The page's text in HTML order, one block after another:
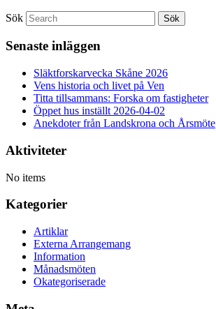
Sök
Senaste inläggen
Släktforskarvecka Skåne 2026
Vens historia och livet på Ven
Titta tillsammans: Forska om fastigheter
Öppet hus inställt 2026-04-02
Anekdoter från Landskrona och Årsmöte
Aktiviteter
No items
Kategorier
Artiklar
Externa Arrangemang
Information
Månadsmöten
Okategoriserade